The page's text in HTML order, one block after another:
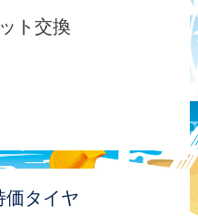
ト交換
価タイヤ